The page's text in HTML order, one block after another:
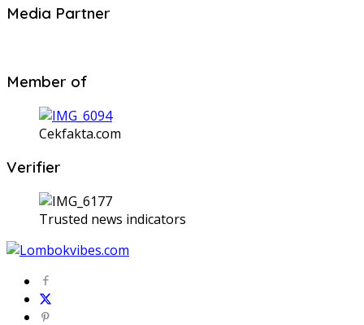
Media Partner
Member of
Cekfakta.com
Verifier
Trusted news indicators